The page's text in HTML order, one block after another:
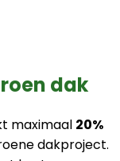
dak
maximaal 20%
dakproject.